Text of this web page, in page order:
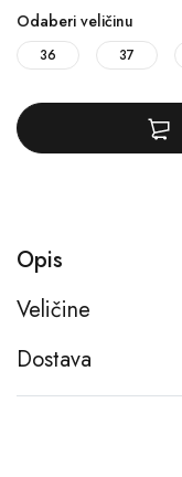
Odaberi veličinu
36 37
Opis
Veličine
Dostava